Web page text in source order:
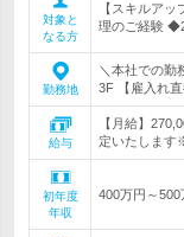
対象と
なる方
【スキルア
理のご経験
勤務地
＼本社での勤
3F 【雇入れ
給与
【月給】
定いたします
初年度
年収
400万円～500